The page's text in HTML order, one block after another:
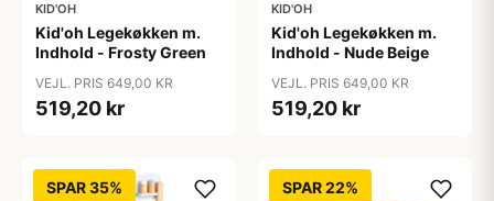
KID'OH
Kid'oh Legekøkken m.
Indhold - Frosty Green
VEJL. PRIS 649,00 KR
519,20 kr
KID'OH
Kid'oh Legekøkken m.
Indhold - Nude Beige
VEJL. PRIS 649,00 KR
519,20 kr
SPAR 35% SPAR 22%